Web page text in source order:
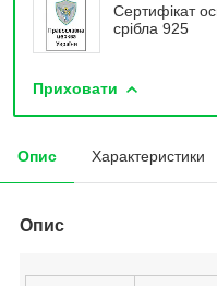
Сертифікат
срібла 925
Приховати
Опис Характеристики
Опис